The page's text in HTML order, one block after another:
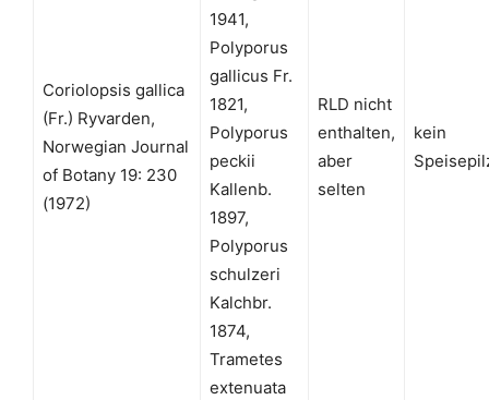
Coriolopsis gallica
(Fr.) Ryvarden,
Norwegian Journal
of Botany 19: 230
(1972)
1941,
Polyporus
gallicus Fr.
1821,
Polyporus
peckii
Kallenb.
1897,
Polyporus
schulzeri
Kalchbr.
1874,
Trametes
extenuata
RLD nicht
enthalten,
aber
selten
kein